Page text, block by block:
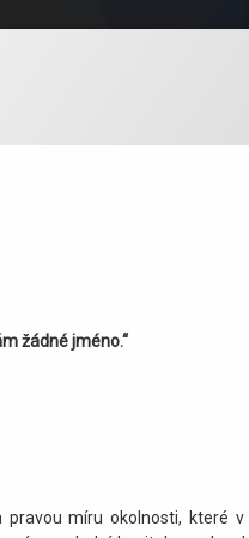
žádné jméno.“
míru okolnosti, které v